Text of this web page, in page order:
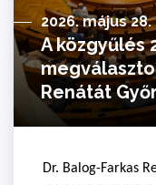
2026. május 28.
A közgyűlés
Renátát
Dr. Balog-Farkas